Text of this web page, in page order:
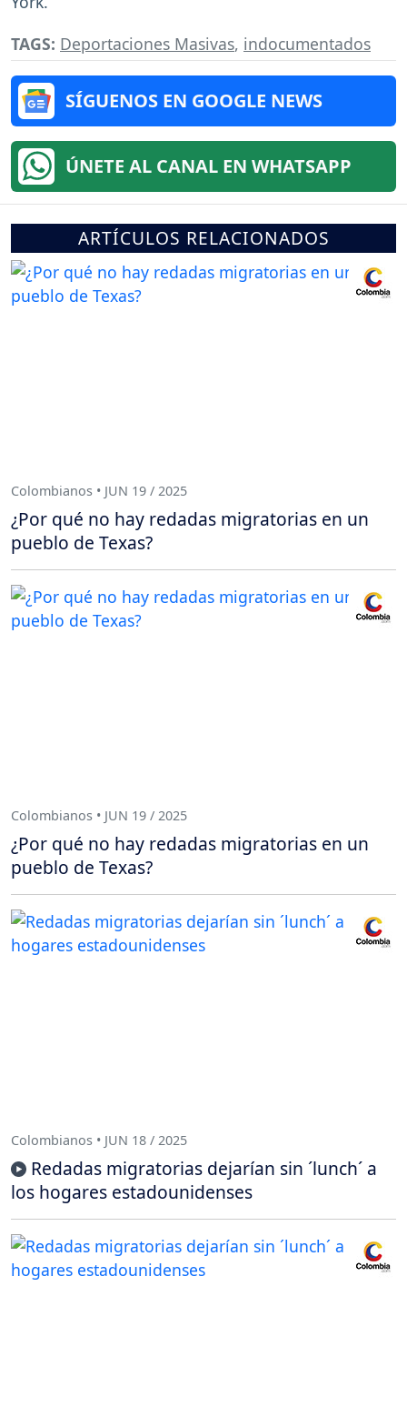
TAGS: Deportaciones Masivas, indocumentados
SÍGUENOS EN GOOGLE NEWS
ÚNETE AL CANAL EN WHATSAPP
ARTÍCULOS RELACIONADOS
Colombianos • JUN 19 / 2025
¿Por qué no hay redadas migratorias en un
pueblo de Texas?
Colombianos • JUN 19 / 2025
¿Por qué no hay redadas migratorias en un
pueblo de Texas?
Colombianos • JUN 18 / 2025
Redadas migratorias dejarían sin ´lunch´ a
los hogares estadounidenses